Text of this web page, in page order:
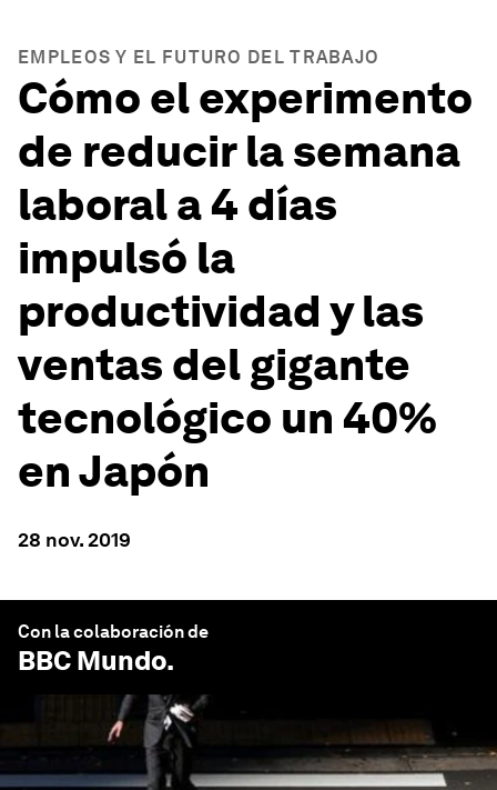
EMPLEOS Y EL FUTURO DEL TRABAJO
Cómo el experimento
de reducir la semana
laboral a 4 días
impulsó la
productividad y las
ventas del gigante
tecnológico un 40%
en Japón
28 nov. 2019
Con la colaboración de
BBC Mundo.